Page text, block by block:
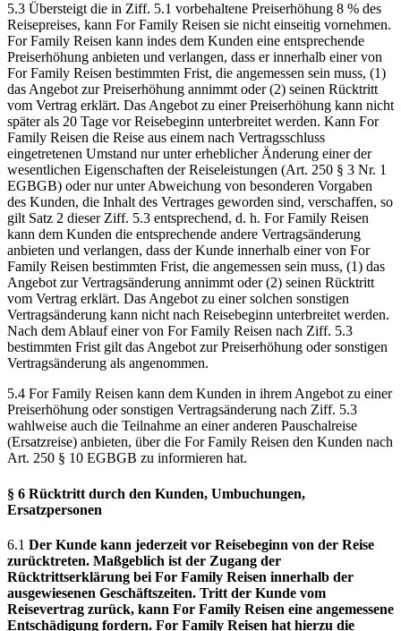
5.3 Übersteigt die in Ziff. 5.1 vorbehaltene Preiserhöhung 8 % des
Reisepreises, kann For Family Reisen sie nicht einseitig vornehmen.
For Family Reisen kann indes dem Kunden eine entsprechende
Preiserhöhung anbieten und verlangen, dass er innerhalb einer von
For Family Reisen bestimmten Frist, die angemessen sein muss, (1)
das Angebot zur Preiserhöhung annimmt oder (2) seinen Rücktritt
vom Vertrag erklärt. Das Angebot zu einer Preiserhöhung kann nicht
später als 20 Tage vor Reisebeginn unterbreitet werden. Kann For
Family Reisen die Reise aus einem nach Vertragsschluss
eingetretenen Umstand nur unter erheblicher Änderung einer der
wesentlichen Eigenschaften der Reiseleistungen (Art. 250 § 3 Nr. 1
EGBGB) oder nur unter Abweichung von besonderen Vorgaben
des Kunden, die Inhalt des Vertrages geworden sind, verschaffen, so
gilt Satz 2 dieser Ziff. 5.3 entsprechend, d. h. For Family Reisen
kann dem Kunden die entsprechende andere Vertragsänderung
anbieten und verlangen, dass der Kunde innerhalb einer von For
Family Reisen bestimmten Frist, die angemessen sein muss, (1) das
Angebot zur Vertragsänderung annimmt oder (2) seinen Rücktritt
vom Vertrag erklärt. Das Angebot zu einer solchen sonstigen
Vertragsänderung kann nicht nach Reisebeginn unterbreitet werden.
Nach dem Ablauf einer von For Family Reisen nach Ziff. 5.3
bestimmten Frist gilt das Angebot zur Preiserhöhung oder sonstigen
Vertragsänderung als angenommen.
5.4 For Family Reisen kann dem Kunden in ihrem Angebot zu einer
Preiserhöhung oder sonstigen Vertragsänderung nach Ziff. 5.3
wahlweise auch die Teilnahme an einer anderen Pauschalreise
(Ersatzreise) anbieten, über die For Family Reisen den Kunden nach
Art. 250 § 10 EGBGB zu informieren hat.
§ 6 Rücktritt durch den Kunden, Umbuchungen,
Ersatzpersonen
6.1 Der Kunde kann jederzeit vor Reisebeginn von der Reise
zurücktreten. Maßgeblich ist der Zugang der
Rücktrittserklärung bei For Family Reisen innerhalb der
ausgewiesenen Geschäftszeiten. Tritt der Kunde vom
Reisevertrag zurück, kann For Family Reisen eine angemessene
Entschädigung fordern. For Family Reisen hat hierzu die